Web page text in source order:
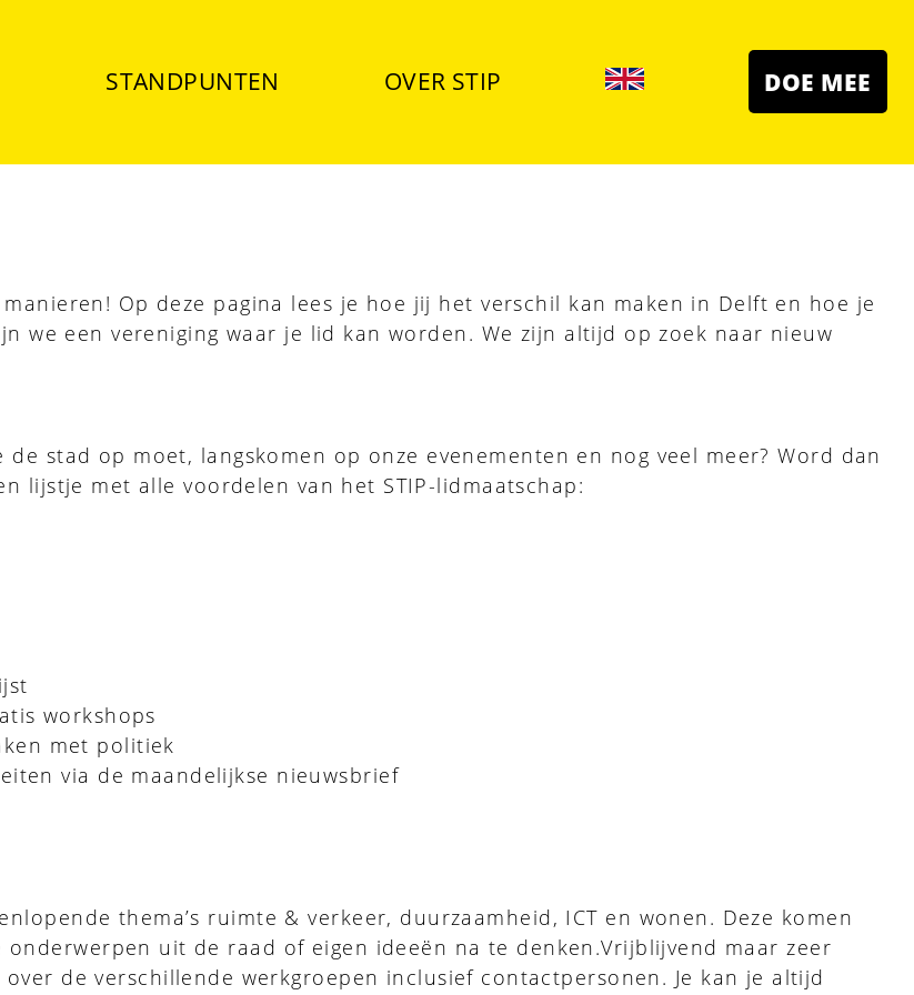
STANDPUNTEN OVER STIP DOE MEE
Op deze pagina lees je hoe jij het verschil kan maken in Delft en hoe je
we een vereniging waar je lid kan worden. We zijn altijd op zoek naar nieuw
stad op moet, langskomen op onze evenementen en nog veel meer? Word dan
lijstje met alle voordelen van het STIP-lidmaatschap:
workshops
met politiek
via de maandelijkse nieuwsbrief
thema’s ruimte & verkeer, duurzaamheid, ICT en wonen. Deze komen
uit de raad of eigen ideeën na te denken.Vrijblijvend maar zeer
de verschillende werkgroepen inclusief contactpersonen. Je kan je altijd